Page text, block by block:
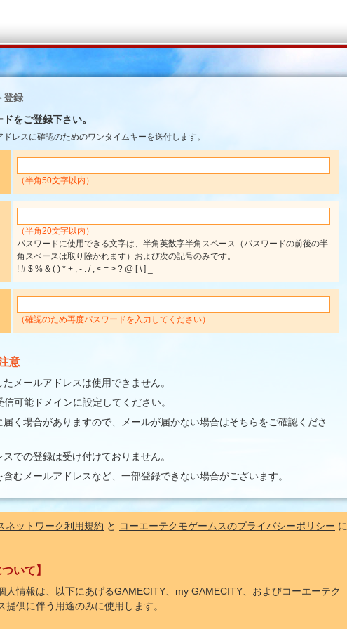
登録
をご登録下さい。
レスに確認のためのワンタイムキーを送付します。
（半角50文字以内）
（半角20文字以内）
パスワードに使用できる文字は、半角英数字半角スペース（パスワードの前後の半
角スペースは取り除かれます）および次の記号のみです。
! # $ % & ( ) * + , - . / ; < = > ? @ [ \ ] _
（確認のため再度パスワードを入力してください）
意
メールアドレスは使用できません。
信可能ドメインに設定してください。
く場合がありますので、メールが届かない場合はそちらをご確認くださ
での登録は受け付けておりません。
むメールアドレスなど、一部登録できない場合がございます。
ネットワーク利用規約 と コーエーテクモゲームスのプライバシーポリシー に
いて】
人情報は、以下にあげるGAMECITY、my GAMECITY、およびコーエーテク
供に伴う用途のみに使用します。